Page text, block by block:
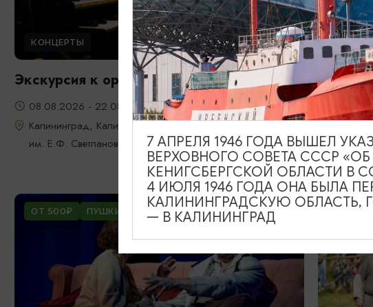
КОНЦЕРТЫ
Экскурсия к органу
08.08.2026 - 22.08.2026, 18:00
Калининград, Калининградская областная филармония
им. Е.Ф. Светланова
Моя
ОТ 500₽ ПУШКИНСКАЯ КАРТА
7 АПРЕЛЯ 1946 ГОДА ВЫШЕЛ
ВЕРХОВНОГО СОВЕТА СССР
КЕНИГСБЕРГСКОЙ ОБЛАСТИ В
4 ИЮЛЯ 1946 ГОДА ОНА БЫЛА
КАЛИНИНГРАДСКУЮ ОБЛАСТЬ,
— В КАЛИНИНГРАД